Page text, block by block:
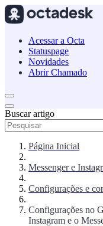
Acessar a Octa
Statuspage
Novidades
Abrir Chamado
Buscar artigo
Página Inicial
Messenger e
Configurações e
Configurações no
Instagram e o